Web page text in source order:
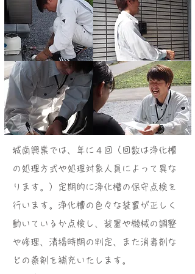
​城南興業では、年に４回（回数は浄化槽
の処理方式や処理対象人員によって異な
ります。）定期的に浄化槽の保守点検を
行います。浄化槽の色々な装置が正しく
動いているか点検し、装置や機械の調整
や修理、清掃時期の判定、また消毒剤な
どの薬剤を補充いたします。